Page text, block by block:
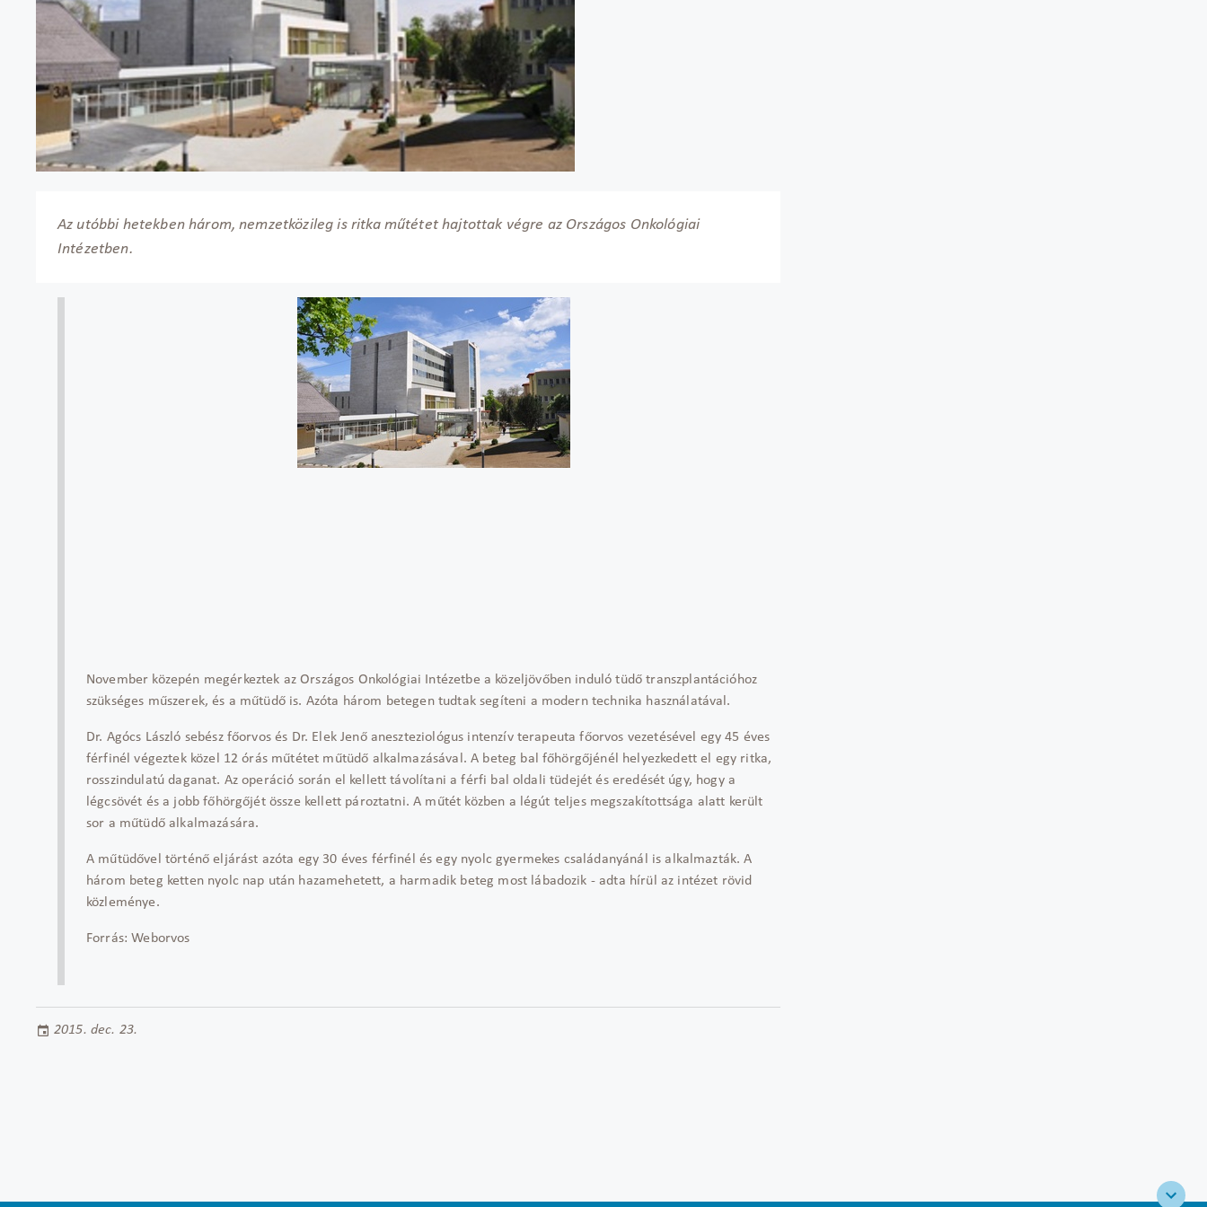
Az utóbbi hetekben három, nemzetközileg is ritka műtétet hajtottak végre az Országos Onkológiai
Intézetben.
November közepén megérkeztek az Országos Onkológiai Intézetbe a közeljövőben induló tüdő transzplantációhoz
szükséges műszerek, és a műtüdő is. Azóta három betegen tudtak segíteni a modern technika használatával.
Dr. Agócs László sebész főorvos és Dr. Elek Jenő aneszteziológus intenzív terapeuta főorvos vezetésével egy 45 éves
férfinél végeztek közel 12 órás műtétet műtüdő alkalmazásával. A beteg bal főhörgőjénél helyezkedett el egy ritka,
rosszindulatú daganat. Az operáció során el kellett távolítani a férfi bal oldali tüdejét és eredését úgy, hogy a
légcsövét és a jobb főhörgőjét össze kellett pároztatni. A műtét közben a légút teljes megszakítottsága alatt került
sor a műtüdő alkalmazására.
A műtüdővel történő eljárást azóta egy 30 éves férfinél és egy nyolc gyermekes családanyánál is alkalmazták. A
három beteg ketten nyolc nap után hazamehetett, a harmadik beteg most lábadozik - adta hírül az intézet rövid
közleménye.
Forrás: Weborvos
2015. dec. 23.